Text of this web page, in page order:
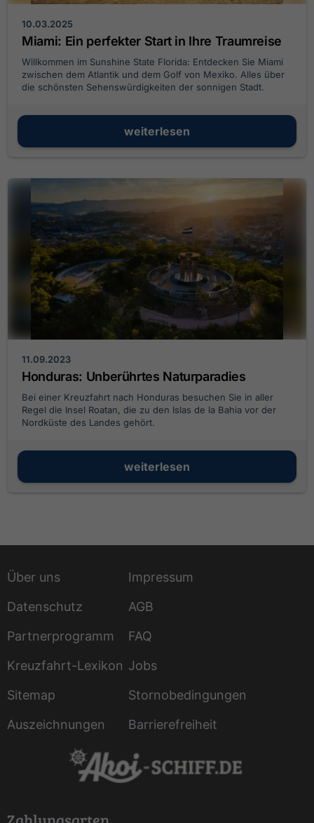
10.03.2025
Miami: Ein perfekter Start in Ihre Traumreise
Willkommen im Sunshine State Florida: Entdecken Sie Miami
zwischen dem Atlantik und dem Golf von Mexiko. Alles über
die schönsten Sehenswürdigkeiten der sonnigen Stadt.
weiterlesen
11.09.2023
Honduras: Unberührtes Naturparadies
Bei einer Kreuzfahrt nach Honduras besuchen Sie in aller
Regel die Insel Roatan, die zu den Islas de la Bahia vor der
Nordküste des Landes gehört.
weiterlesen
Über uns
Impressum
Datenschutz
AGB
Partnerprogramm
FAQ
Kreuzfahrt-Lexikon Jobs
Sitemap
Stornobedingungen
Auszeichnungen
Barrierefreiheit